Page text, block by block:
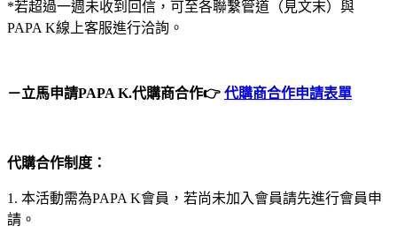
*若超過一週未收到回信，可至各聯繫管道（見文末）與
PAPA K線上客服進行洽詢。
－立馬申請PAPA K.代購商合作👉 代購商合作申請表單
代購合作制度：
1. 本活動需為PAPA K會員，若尚未加入會員請先進行會員申
請。